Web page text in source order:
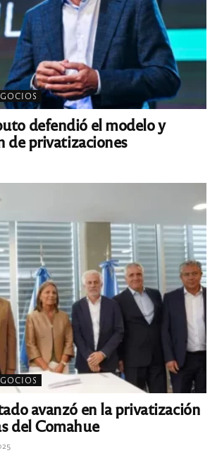
defendió el modelo y
de privatizaciones
avanzó en la privatización
del Comahue